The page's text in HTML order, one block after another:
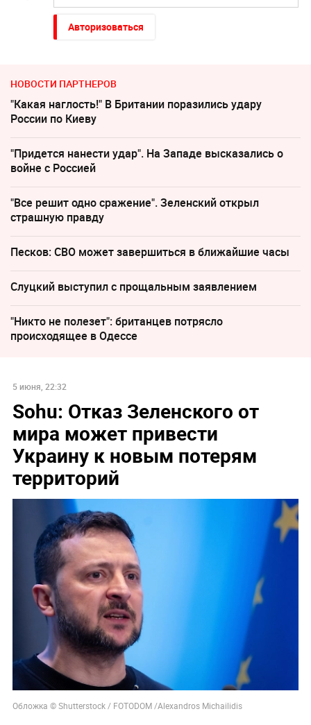
Авторизоваться
НОВОСТИ ПАРТНЕРОВ
"Какая наглость!" В Британии поразились удару
России по Киеву
"Придется нанести удар". На Западе высказались о
войне с Россией
"Все решит одно сражение". Зеленский открыл
страшную правду
Песков: СВО может завершиться в ближайшие часы
Слуцкий выступил с прощальным заявлением
"Никто не полезет": британцев потрясло
происходящее в Одессе
5 июня, 22:32
Sohu: Отказ Зеленского от
мира может привести
Украину к новым потерям
территорий
Обложка © Shutterstock / FOTODOM /Alexandros Michailidis